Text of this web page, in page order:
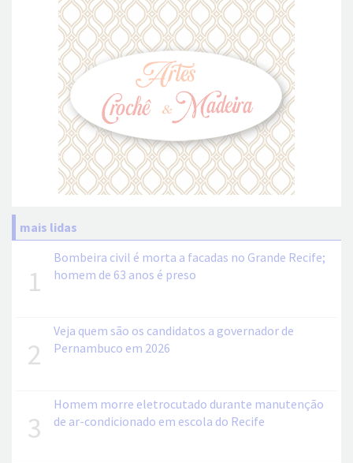
mais lidas
1
Bombeira civil é morta a facadas no Grande Recife;
homem de 63 anos é preso
2
Veja quem são os candidatos a governador de
Pernambuco em 2026
3
Homem morre eletrocutado durante manutenção
de ar-condicionado em escola do Recife